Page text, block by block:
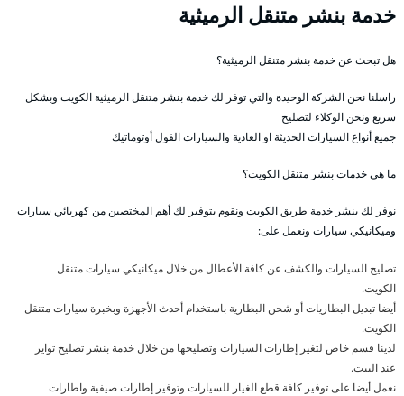
خدمة بنشر متنقل الرميثية
هل تبحث عن خدمة بنشر متنقل الرميثية؟
راسلنا نحن الشركة الوحيدة والتي توفر لك خدمة بنشر متنقل الرميثية الكويت وبشكل
سريع ونحن الوكلاء لتصليح
جميع أنواع السيارات الحديثة او العادية والسيارات الفول أوتوماتيك
ما هي خدمات بنشر متنقل الكويت؟
نوفر لك بنشر خدمة طريق الكويت ونقوم بتوفير لك أهم المختصين من كهربائي سيارات
وميكانيكي سيارات ونعمل على:
تصليح السيارات والكشف عن كافة الأعطال من خلال ميكانيكي سيارات متنقل
الكويت.
أيضا تبديل البطاريات أو شحن البطارية باستخدام أحدث الأجهزة وبخبرة سيارات متنقل
الكويت.
لدينا قسم خاص لتغير إطارات السيارات وتصليحها من خلال خدمة بنشر تصليح تواير
عند البيت.
نعمل أيضا على توفير كافة قطع الغيار للسيارات وتوفير إطارات صيفية واطارات